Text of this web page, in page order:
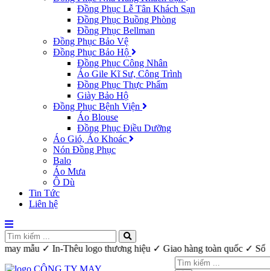
Đồng Phục Lễ Tân Khách Sạn
Đồng Phục Buồng Phòng
Đồng Phục Bellman
Đồng Phục Bảo Vệ
Đồng Phục Bảo Hộ
Đồng Phục Công Nhân
Áo Gile Kĩ Sư, Công Trình
Đồng Phục Thực Phẩm
Giày Bảo Hộ
Đồng Phục Bệnh Viện
Áo Blouse
Đồng Phục Điều Dưỡng
Áo Gió, Áo Khoác
Nón Đồng Phục
Balo
Áo Mưa
Ô Dù
Tin Tức
Liên hệ
may mẫu ✓ In-Thêu logo thương hiệu ✓ Giao hàng toàn quốc ✓